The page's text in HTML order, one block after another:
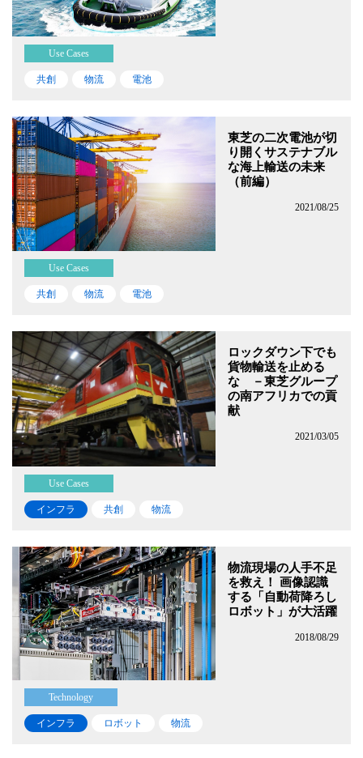
Use Cases
共創 物流 電池
東芝の二次電池が切
り開くサステナブル
な海上輸送の未来
（前編）
2021/08/25
Use Cases
共創 物流 電池
ロックダウン下でも
貨物輸送を止める
な －東芝グループ
の南アフリカでの貢
献
2021/03/05
Use Cases
インフラ 共創 物流
物流現場の人手不足
を救え！ 画像認識
する「自動荷降ろし
ロボット」が大活躍
2018/08/29
Technology
インフラ ロボット 物流